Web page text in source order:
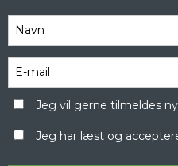
Jeg vil gerne tilmeldes
Jeg har læst og